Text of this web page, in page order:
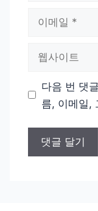
트
다음 번 댓
름, 이메일,